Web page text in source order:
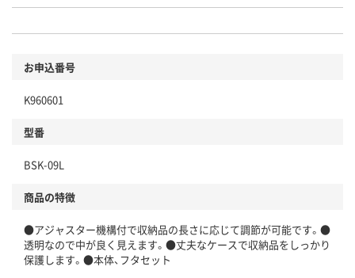
お申込番号
K960601
型番
BSK-09L
商品の特徴
●アジャスター機構付で収納品の長さに応じて調節が可能です。●
透明なので中が良く見えます。●丈夫なケースで収納品をしっかり
保護します。●本体、フタセット